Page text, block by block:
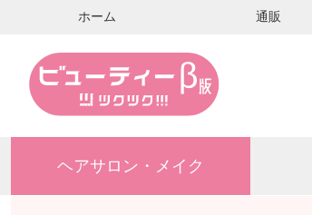
ホーム 通販
ヘアサロン・メイク